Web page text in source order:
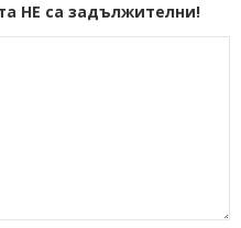
НЕ са задължителни!